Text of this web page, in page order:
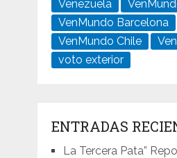
Venezuela
VenMundo Barcelona
VenMundo Chile
voto exterior
ENTRADAS
La Tercera Pata”